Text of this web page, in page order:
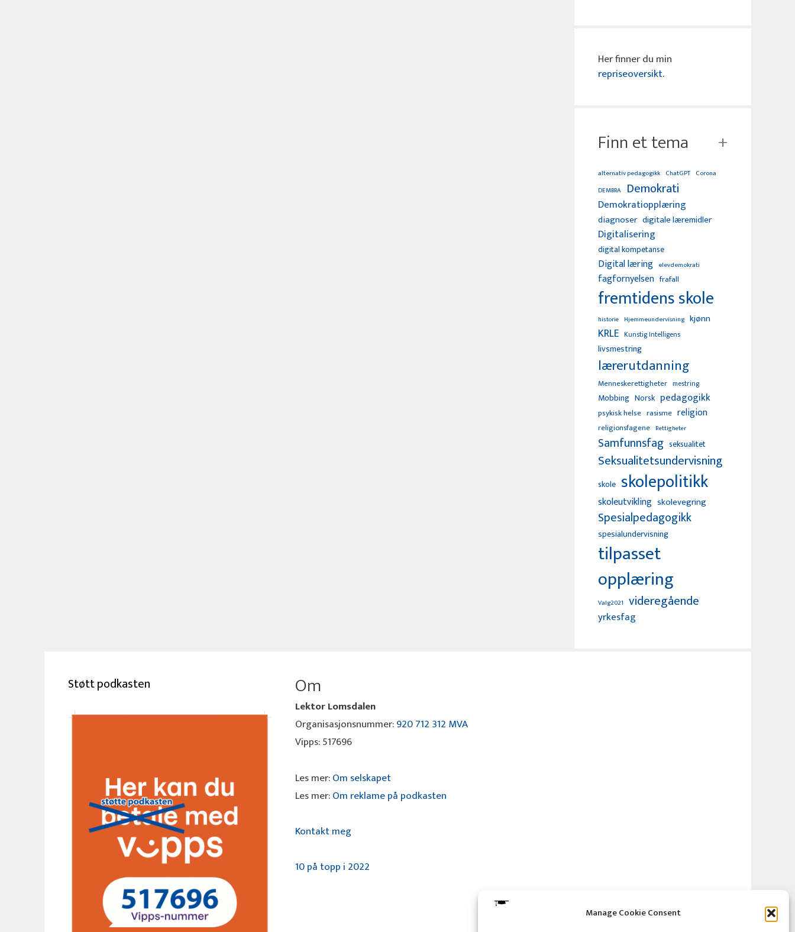
Manage Cookie Consent
Her finner du min
repriseoversikt.
Finn et tema
alternativ pedagogikk ChatGPT Corona
DEMBRA Demokrati
Demokratiopplæring
diagnoser digitale læremidler
Digitalisering
digital kompetanse
Digital læring elevdemokrati
fagfornyelsen frafall
fremtidens skole
historie Hjemmeundervisning kjønn
KRLE Kunstig Intelligens
livsmestring
lærerutdanning
Menneskerettigheter mestring
Mobbing Norsk pedagogikk
psykisk helse rasisme religion
religionsfagene Rettigheter
Samfunnsfag seksualitet
Seksualitetsundervisning
skole skolepolitikk
skoleutvikling skolevegring
Spesialpedagogikk
spesialundervisning
tilpasset
opplæring
Valg2021 videregående
yrkesfag
Støtt podkasten Om
Lektor Lomsdalen
Organisasjonsnummer:920 712 312 MVA
Vipps: 517696
Les mer:Om selskapet
Les mer:Om reklame på podkasten
Kontakt meg
10 på topp i 2022